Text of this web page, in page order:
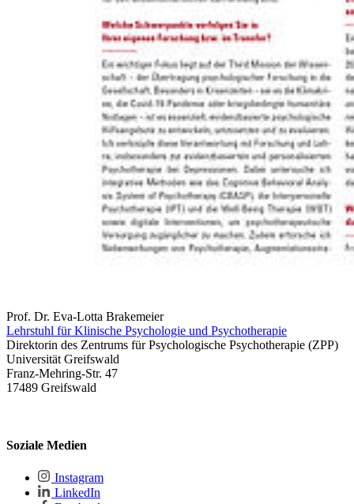
Prof. Dr. Eva-Lotta Brakemeier
Lehrstuhl für Klinische Psychologie und Psychotherapie
Direktorin des Zentrums für Psychologische Psychotherapie (ZPP)
Universität Greifswald
Franz-Mehring-Str. 47
17489 Greifswald
Soziale Medien
Instagram
LinkedIn